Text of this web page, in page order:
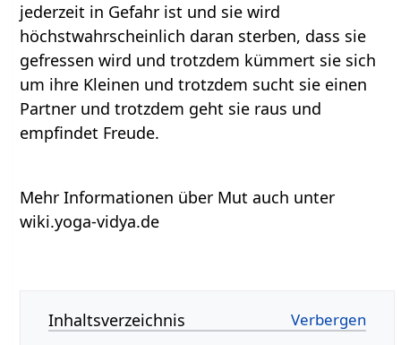
jederzeit in Gefahr ist und sie wird
höchstwahrscheinlich daran sterben, dass sie
gefressen wird und trotzdem kümmert sie sich
um ihre Kleinen und trotzdem sucht sie einen
Partner und trotzdem geht sie raus und
empfindet Freude.
Mehr Informationen über Mut auch unter
wiki.yoga-vidya.de
Inhaltsverzeichnis